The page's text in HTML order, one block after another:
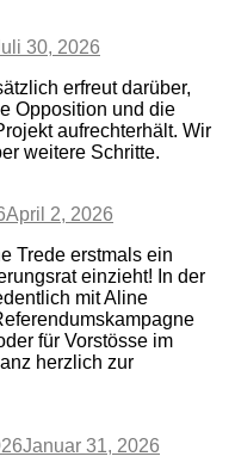
30, 2026
erfreut darüber,
Opposition und die
aufrechterhält. Wir
weitere Schritte.
April 2, 2026
Trede erstmals ein
einzieht! In der
mit Aline
für Vorstösse im
herzlich zur
Januar 31, 2026